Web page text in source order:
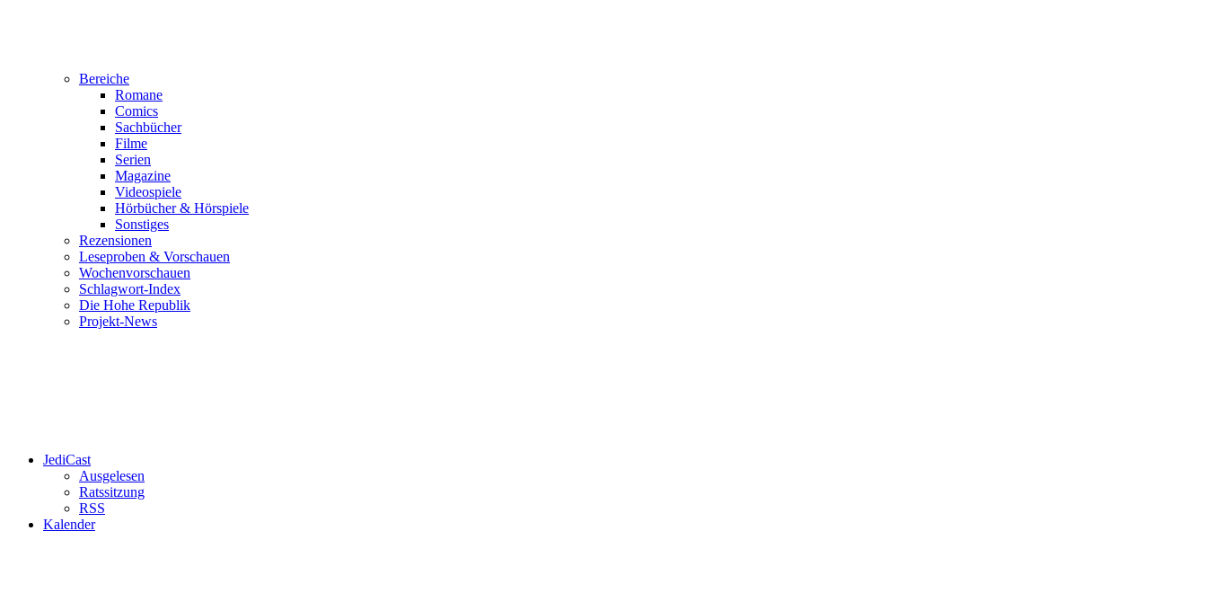
Bereiche
Romane
Comics
Sachbücher
Filme
Serien
Magazine
Videospiele
Hörbücher & Hörspiele
Sonstiges
Rezensionen
Leseproben & Vorschauen
Wochenvorschauen
Schlagwort-Index
Die Hohe Republik
Projekt-News
JediCast
Ausgelesen
Ratssitzung
RSS
Kalender